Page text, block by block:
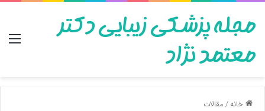
مجله پزشکی زیبایی دکتر
معتمد نژاد
خانه/مقالات